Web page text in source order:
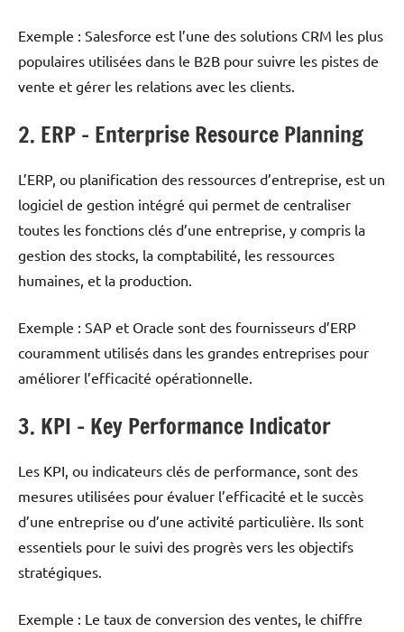
Exemple : Salesforce est l’une des solutions CRM les plus
populaires utilisées dans le B2B pour suivre les pistes de
vente et gérer les relations avec les clients.
2. ERP – Enterprise Resource Planning
L’ERP, ou planification des ressources d’entreprise, est un
logiciel de gestion intégré qui permet de centraliser
toutes les fonctions clés d’une entreprise, y compris la
gestion des stocks, la comptabilité, les ressources
humaines, et la production.
Exemple : SAP et Oracle sont des fournisseurs d’ERP
couramment utilisés dans les grandes entreprises pour
améliorer l’efficacité opérationnelle.
3. KPI – Key Performance Indicator
Les KPI, ou indicateurs clés de performance, sont des
mesures utilisées pour évaluer l’efficacité et le succès
d’une entreprise ou d’une activité particulière. Ils sont
essentiels pour le suivi des progrès vers les objectifs
stratégiques.
Exemple : Le taux de conversion des ventes, le chiffre